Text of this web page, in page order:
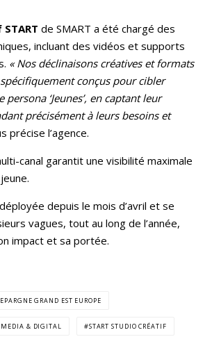
de SMART a été chargé des
incluant des vidéos et supports
« Nos déclinaisons créatives et formats
conçus pour cibler
‘Jeunes’, en captant leur
précisément à leurs besoins et
précise l’agence.
canal garantit une visibilité maximale
depuis le mois d’avril et se
vagues, tout au long de l’année,
impact et sa portée.
GRAND EST EUROPE
MEDIA & DIGITAL START STUDIO CRÉATIF